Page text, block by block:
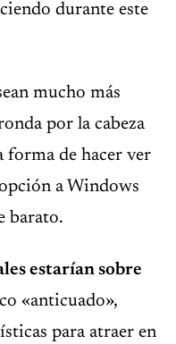
durante este
mucho más
por la cabeza
forma de hacer ver
a Windows
barato.
estarían sobre
«anticuado»,
para atraer en